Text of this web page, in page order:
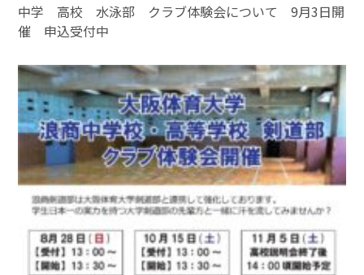
中学 高校 水泳部 クラブ体験会について 9月3日開
催 申込受付中